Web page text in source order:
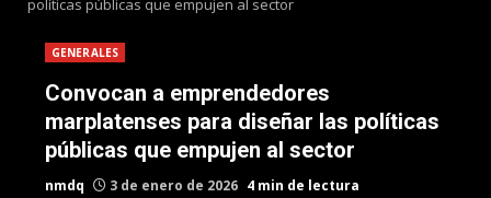
políticas públicas que empujen al sector
GENERALES
Convocan a emprendedores
marplatenses para diseñar las políticas
públicas que empujen al sector
nmdq 3 de enero de 2026 4 min de lectura